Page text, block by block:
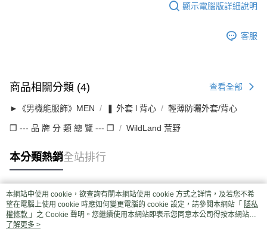
顯示電腦版詳細說明
客服
商品相關分類 (4) 查看全部
►《男機能服飾》MEN ❚ 外套 l 背心 輕薄防曬外套/背心
❒ --- 品 牌 分 類 總 覽 --- ❒ WildLand 荒野
本分類熱銷全站排行
熱門標籤
本網站中使用 cookie，欲查詢有關本網站使用 cookie 方式之詳情，及若您不希
望在電腦上使用 cookie 時應如何變更電腦的 cookie 設定，請參閱本網站「 隱私
權條款 」之 Cookie 聲明。您繼續使用本網站即表示您同意本公司得按本網站使
用條款之 Cookie 聲明使用 cookie。
了解更多 >